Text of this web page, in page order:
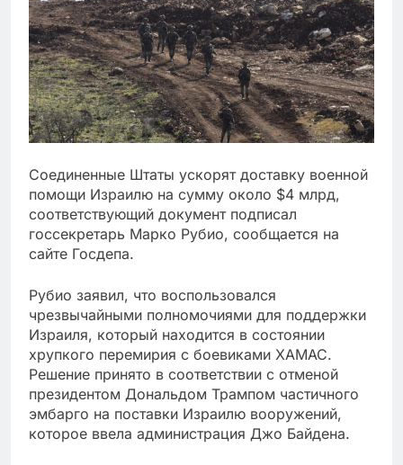
Соединенные Штаты ускорят доставку военной
помощи Израилю на сумму около $4 млрд,
соответствующий документ подписал
госсекретарь Марко Рубио, сообщается на
сайте Госдепа.
Рубио заявил, что воспользовался
чрезвычайными полномочиями для поддержки
Израиля, который находится в состоянии
хрупкого перемирия с боевиками ХАМАС.
Решение принято в соответствии с отменой
президентом Дональдом Трампом частичного
эмбарго на поставки Израилю вооружений,
которое ввела администрация Джо Байдена.